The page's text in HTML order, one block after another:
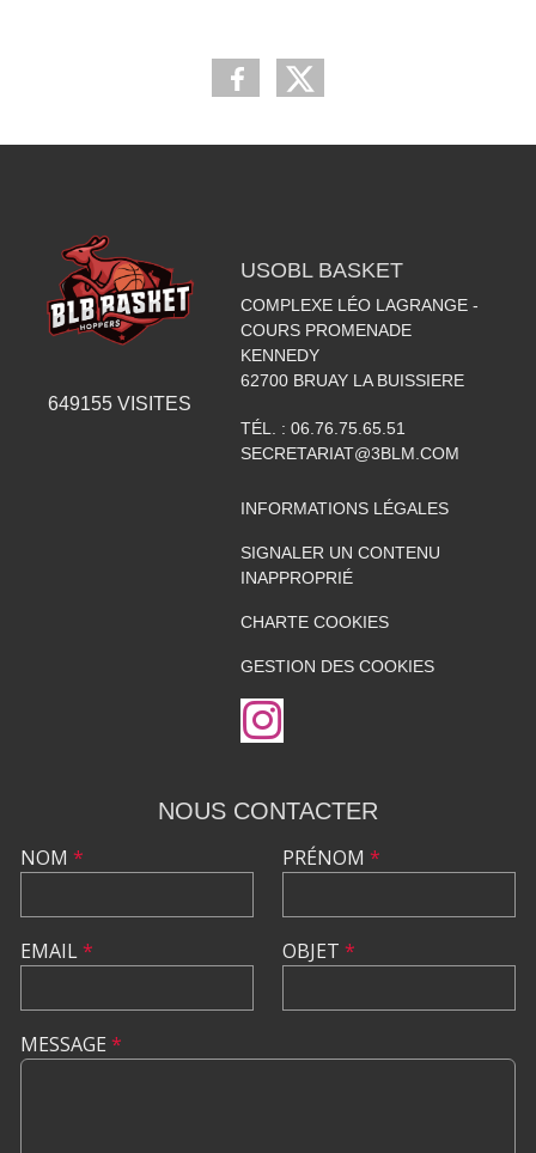
649155 VISITES
USOBL BASKET
COMPLEXE LÉO LAGRANGE -
COURS PROMENADE
KENNEDY
62700 BRUAY LA BUISSIERE
TÉL. : 06.76.75.65.51
SECRETARIAT@3BLM.COM
INFORMATIONS LÉGALES
SIGNALER UN CONTENU
INAPPROPRIÉ
CHARTE COOKIES
GESTION DES COOKIES
NOUS CONTACTER
NOM *
EMAIL*
PRÉNOM *
OBJET *
MESSAGE *